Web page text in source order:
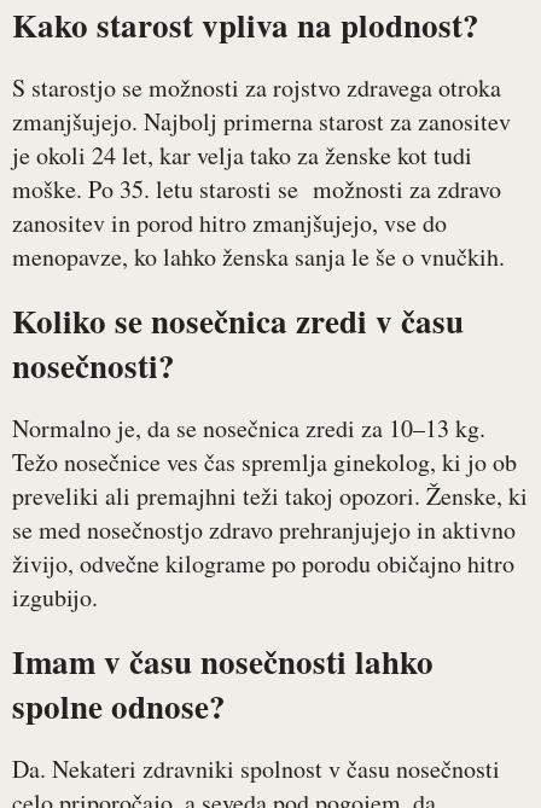
Kako starost vpliva na plodnost?
S starostjo se možnosti za rojstvo zdravega otroka
zmanjšujejo. Najbolj primerna starost za zanositev
je okoli 24 let, kar velja tako za ženske kot tudi
moške. Po 35. letu starosti se možnosti za zdravo
zanositev in porod hitro zmanjšujejo, vse do
menopavze, ko lahko ženska sanja le še o vnučkih.
Koliko se nosečnica zredi v času
nosečnosti?
Normalno je, da se nosečnica zredi za 10–13 kg.
Težo nosečnice ves čas spremlja ginekolog, ki jo ob
preveliki ali premajhni teži takoj opozori. Ženske, ki
se med nosečnostjo zdravo prehranjujejo in aktivno
živijo, odvečne kilograme po porodu običajno hitro
izgubijo.
Imam v času nosečnosti lahko
spolne odnose?
Da. Nekateri zdravniki spolnost v času nosečnosti